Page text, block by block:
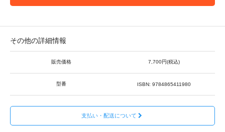
その他の詳細情報
販売価格 7,700円(税込)
型番 ISBN: 9784865411980
支払い・配送について